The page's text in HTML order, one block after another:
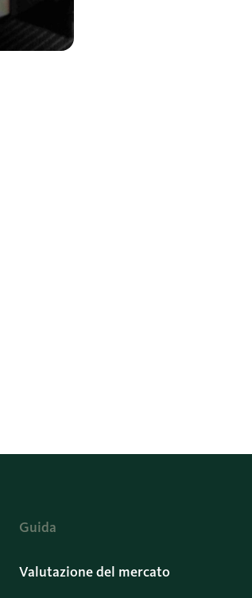
Guida
Valutazione del mercato